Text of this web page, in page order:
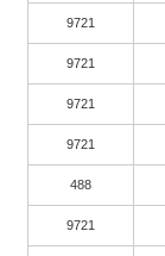
9721
9721
9721
9721
488
9721